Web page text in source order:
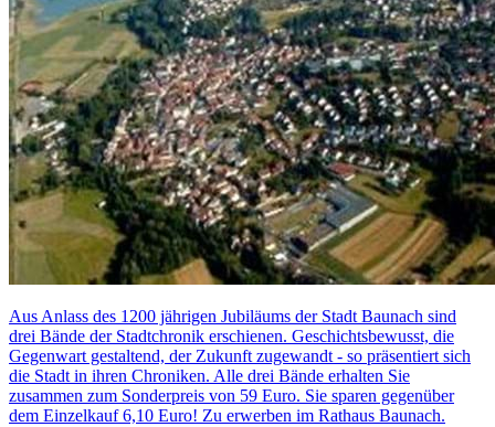
Aus Anlass des 1200 jährigen Jubiläums der Stadt Baunach sind
drei Bände der Stadtchronik erschienen. Geschichtsbewusst, die
Gegenwart gestaltend, der Zukunft zugewandt - so präsentiert sich
die Stadt in ihren Chroniken. Alle drei Bände erhalten Sie
zusammen zum Sonderpreis von 59 Euro. Sie sparen gegenüber
dem Einzelkauf 6,10 Euro! Zu erwerben im Rathaus Baunach.